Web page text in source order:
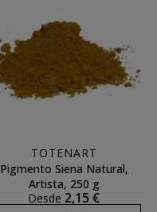
TOTENART
Pigmento Siena Natural,
Artista, 250 g
Desde 2,15 €